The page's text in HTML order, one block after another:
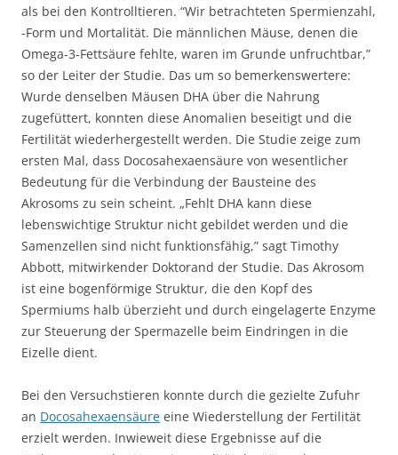
als bei den Kontrolltieren. “Wir betrachteten Spermienzahl,
-Form und Mortalität. Die männlichen Mäuse, denen die
Omega-3-Fettsäure fehlte, waren im Grunde unfruchtbar,”
so der Leiter der Studie. Das um so bemerkenswertere:
Wurde denselben Mäusen DHA über die Nahrung
zugefüttert, konnten diese Anomalien beseitigt und die
Fertilität wiederhergestellt werden. Die Studie zeige zum
ersten Mal, dass Docosahexaensäure von wesentlicher
Bedeutung für die Verbindung der Bausteine ​​des
Akrosoms zu sein scheint. „Fehlt DHA kann diese
lebenswichtige Struktur nicht gebildet werden und die
Samenzellen sind nicht funktionsfähig,” sagt Timothy
Abbott, mitwirkender Doktorand der Studie. Das Akrosom
ist eine bogenförmige Struktur, die den Kopf des
Spermiums halb überzieht und durch eingelagerte Enzyme
zur Steuerung der Spermazelle beim Eindringen in die
Eizelle dient.
Bei den Versuchstieren konnte durch die gezielte Zufuhr
an Docosahexaensäure eine Wiederstellung der Fertilität
erzielt werden. Inwieweit diese Ergebnisse auf die